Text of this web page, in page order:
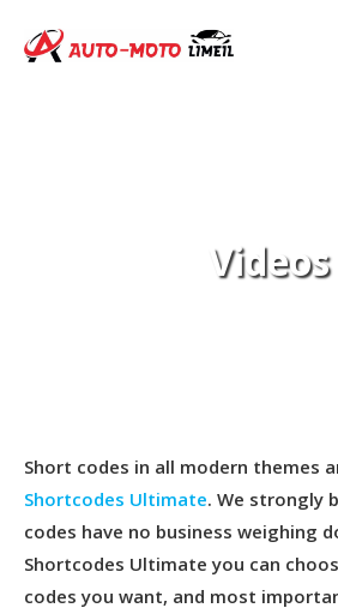
Passer
Videos
Short codes in all modern themes
Shortcodes Ultimate. We strongly
codes have no business weighing
Shortcodes Ultimate you can
codes you want, and most